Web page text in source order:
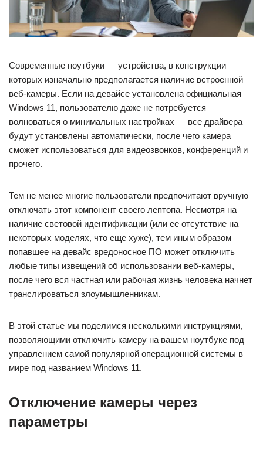
Современные ноутбуки — устройства, в конструкции
которых изначально предполагается наличие встроенной
веб-камеры. Если на девайсе установлена официальная
Windows 11, пользователю даже не потребуется
волноваться о минимальных настройках — все драйвера
будут установлены автоматически, после чего камера
сможет использоваться для видеозвонков, конференций и
прочего.
Тем не менее многие пользователи предпочитают вручную
отключать этот компонент своего лептопа. Несмотря на
наличие световой идентификации (или ее отсутствие на
некоторых моделях, что еще хуже), тем иным образом
попавшее на девайс вредоносное ПО может отключить
любые типы извещений об использовании веб-камеры,
после чего вся частная или рабочая жизнь человека начнет
транслироваться злоумышленникам.
В этой статье мы поделимся несколькими инструкциями,
позволяющими отключить камеру на вашем ноутбуке под
управлением самой популярной операционной системы в
мире под названием Windows 11.
Отключение камеры через
параметры